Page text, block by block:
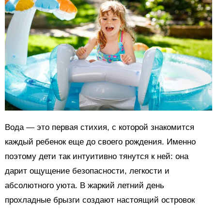
Вода — это первая стихия, с которой знакомится
каждый ребенок еще до своего рождения. Именно
поэтому дети так интуитивно тянутся к ней: она
дарит ощущение безопасности, легкости и
абсолютного уюта. В жаркий летний день
прохладные брызги создают настоящий островок